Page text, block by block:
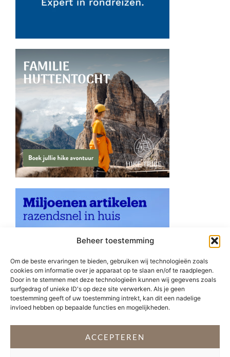
Beheer toestemming
Om de beste ervaringen te bieden, gebruiken wij technologieën zoals
cookies om informatie over je apparaat op te slaan en/of te raadplegen.
Door in te stemmen met deze technologieën kunnen wij gegevens zoals
surfgedrag of unieke ID's op deze site verwerken. Als je geen
toestemming geeft of uw toestemming intrekt, kan dit een nadelige
invloed hebben op bepaalde functies en mogelijkheden.
ACCEPTEREN